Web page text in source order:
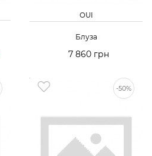
OUI
Блуза
7 860 грн
-50%